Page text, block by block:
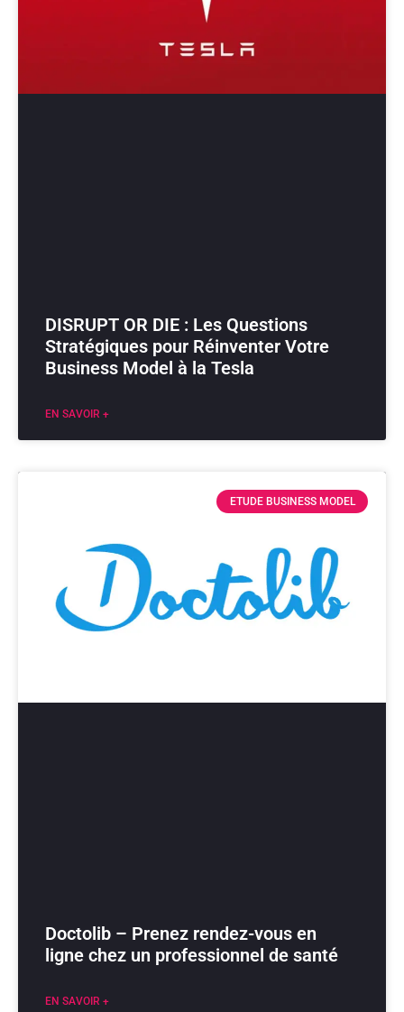
DISRUPT OR DIE : Les Questions
Stratégiques pour Réinventer Votre
Business Model à la Tesla
EN SAVOIR +
ETUDE BUSINESS MODEL
Doctolib – Prenez rendez-vous en
ligne chez un professionnel de santé
EN SAVOIR +